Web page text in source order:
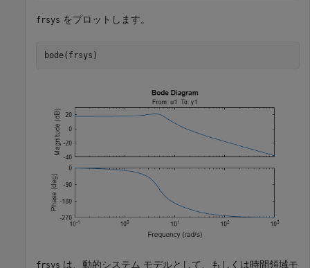
frsys をプロットします。
bode(frsys)
frsys は、動的システム モデルとして、もしくは時間領域モ